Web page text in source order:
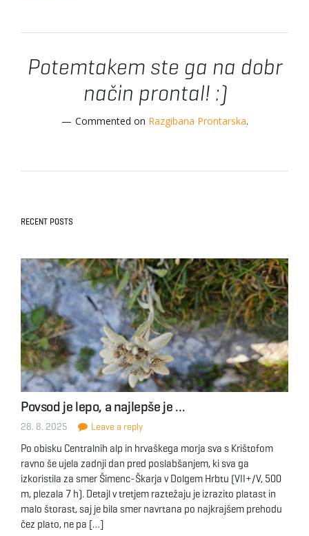
Potemtakem ste ga na dobr
način prontal! :)
Commented on Razgibana Prontarska.
RECENT POSTS
Povsod je lepo, a najlepše je …
28. 8. 2025 Leave a reply
Po obisku Centralnih alp in hrvaškega morja sva s Krištofom
ravno še ujela zadnji dan pred poslabšanjem, ki sva ga
izkoristila za smer Šimenc-Škarja v Dolgem Hrbtu (VII+/V, 500
m, plezala 7 h). Detajl v tretjem raztežaju je izrazito platast in
malo štorast, saj je bila smer navrtana po najkrajšem prehodu
čez plato, ne pa […]